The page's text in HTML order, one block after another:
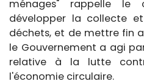
ménages" rappelle le
développer la collecte
déchets, et de mettre fin
le Gouvernement a agi
relative à la lutte
l'économie circulaire.